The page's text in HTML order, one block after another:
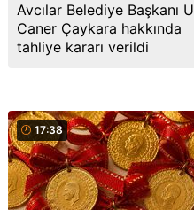
Avcılar Belediye Başkanı
Caner Çaykara hakkında
tahliye kararı verildi
17:38